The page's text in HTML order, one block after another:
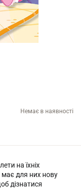
Немає в наявності
на їхніх
має для них нову
дізнатися